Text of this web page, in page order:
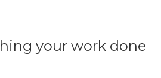
your work done